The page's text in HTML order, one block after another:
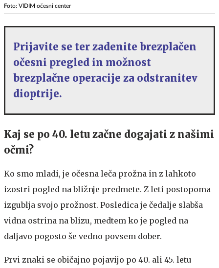
Foto: VIDIM očesni center
Prijavite se ter zadenite brezplačen
očesni pregled in možnost
brezplačne operacije za odstranitev
dioptrije.
Kaj se po 40. letu začne dogajati z našimi
očmi?
Ko smo mladi, je očesna leča prožna in z lahkoto
izostri pogled na bližnje predmete. Z leti postopoma
izgublja svojo prožnost. Posledica je čedalje slabša
vidna ostrina na blizu, medtem ko je pogled na
daljavo pogosto še vedno povsem dober.
Prvi znaki se običajno pojavijo po 40. ali 45. letu